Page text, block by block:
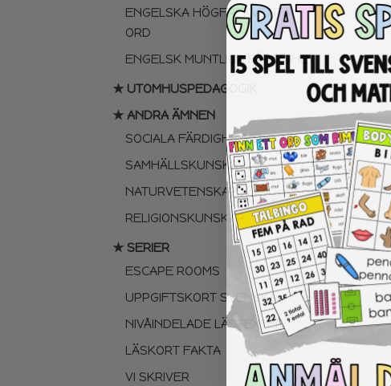
ENGELSKA HÖGFREKVENTA
ORD
ENGELSK MUNTLIGA FÄRDIGHET
★ UTOMHUSPEDAGOGIK
★ ANDRA ÄMNEN
SOCIALA FÄRDIGHETER
SAMHÄLLSKUNSKAP
NATURVETENSKAP
RELIGIONSKUNSKAP
★ SERIER
ESCAPE ROOMS
UPPGIFTSKORT SVENSKA
NIVÅINDELADE LÄSTEXTER
LÄSKORT FAKTA
VI SKRIVER